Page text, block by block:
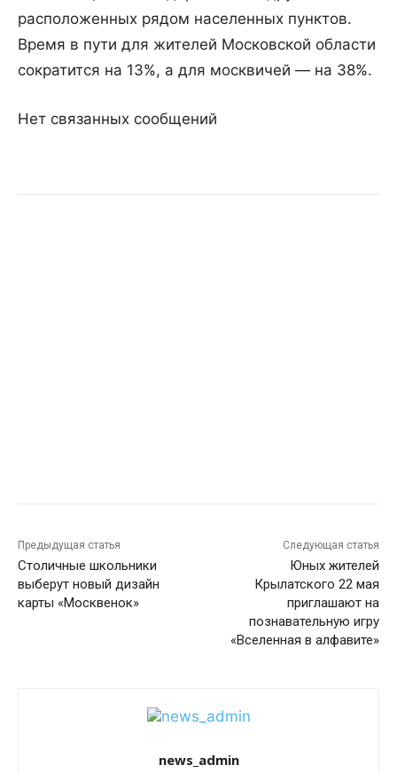
расположенных рядом населенных пунктов.
Время в пути для жителей Московской области
сократится на 13%, а для москвичей — на 38%.
Нет связанных сообщений
Предыдущая статья
Столичные школьники
выберут новый дизайн
карты «Москвенок»
Следующая статья
Юных жителей
Крылатского 22 мая
приглашают на
познавательную игру
«Вселенная в алфавите»
news_admin